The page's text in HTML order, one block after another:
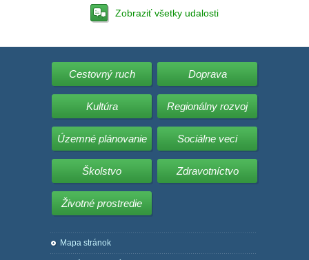
Zobraziť všetky udalosti
Cestovný ruch Doprava
Kultúra Regionálny rozvoj
Územné plánovanie Sociálne veci
Školstvo Zdravotníctvo
Životné prostredie
Mapa stránok